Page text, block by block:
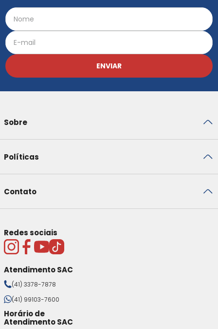
ENVIAR
Sobre
Políticas
Contato
Redes sociais
Atendimento SAC
(41) 3378-7878
(41) 99103-7600
Horário de
Atendimento SAC